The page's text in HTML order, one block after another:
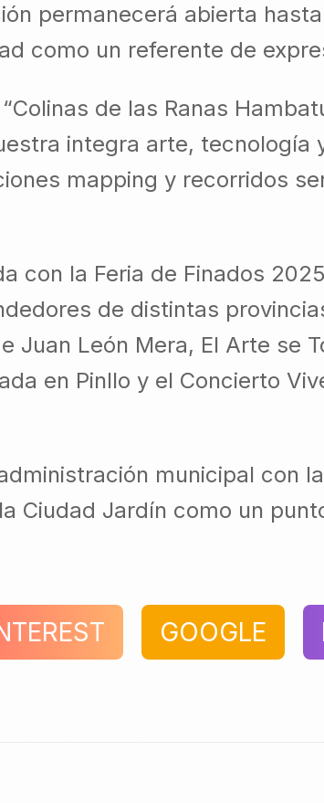
permanecerá abierta
como un referente de
de las Ranas
integra arte, tecnología
mapping y recorridos
con la Feria de Finados
de distintas
Juan León Mera, El Arte se
en Pinllo y el Concierto
municipal con
Ciudad Jardín como un
GOOGLE